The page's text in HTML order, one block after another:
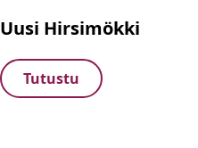
Uusi Hirsimökki
Tutustu